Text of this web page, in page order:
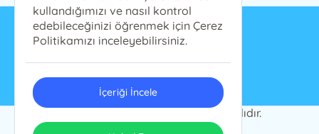
info@presstij.com.tr
0262 606 06 59
PRESSTİJ © 2024 Tüm Hakları Saklıdır.
kullandığımızı ve nasıl kontrol
edebileceğinizi öğrenmek için Çerez
Politikamızı inceleyebilirsiniz.
İçeriği İncele